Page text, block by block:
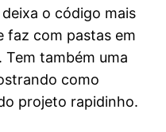
o código mais
faz com pastas em
também uma
como
projeto rapidinho.